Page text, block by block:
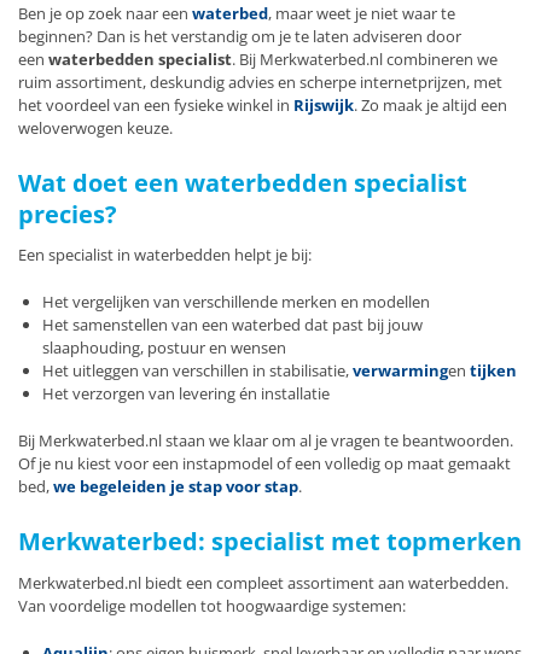
Ben je op zoek naar een waterbed, maar weet je niet waar te
beginnen? Dan is het verstandig om je te laten adviseren door
een waterbedden specialist. Bij Merkwaterbed.nl combineren we
ruim assortiment, deskundig advies en scherpe internetprijzen, met
het voordeel van een fysieke winkel in Rijswijk. Zo maak je altijd een
weloverwogen keuze.
Wat doet een waterbedden specialist
precies?
Een specialist in waterbedden helpt je bij:
Het vergelijken van verschillende merken en modellen
Het samenstellen van een waterbed dat past bij jouw
slaaphouding, postuur en wensen
Het uitleggen van verschillen in stabilisatie,verwarmingen tijken
Het verzorgen van levering én installatie
Bij Merkwaterbed.nl staan we klaar om al je vragen te beantwoorden.
Of je nu kiest voor een instapmodel of een volledig op maat gemaakt
bed,we begeleiden je stap voor stap.
Merkwaterbed: specialist met topmerken
Merkwaterbed.nl biedt een compleet assortiment aan waterbedden.
Van voordelige modellen tot hoogwaardige systemen: